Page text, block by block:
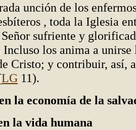
unción de los
, toda la Iglesia
sufriente y
los anima a unirse
Cristo; y contribuir, así,
LG 11).
la economía de la
la vida humana